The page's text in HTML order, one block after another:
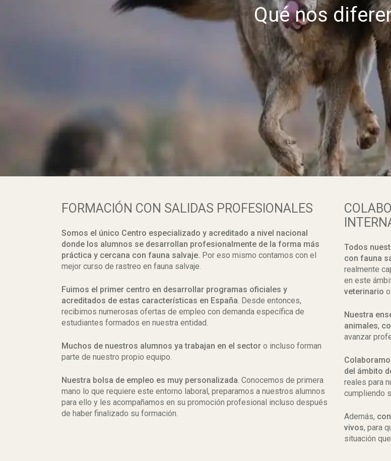
Qué nos
FORMACIÓN CON SALIDAS PROFESIONALES
Somos el único Centro especializado y acreditado a nivel nacional
donde los alumnos se desarrollan profesionalmente de la forma más
práctica y cercana con fauna salvaje. Por eso mismo contamos con el
mejor curso de rastreo en fauna salvaje.
Fuimos el primer centro en desarrollar programas oficiales y
acreditados de estas características en España . Desde entonces,
recibimos numerosas ofertas de empleo con demanda específica de
estudiantes formados en nuestra entidad.
Muchos de nuestros alumnos ya trabajan en el sector o incluso forman
parte de nuestro propio equipo.
Nuestra bolsa de empleo es muy personalizada . Conocemos de primera
mano lo que requiere este entorno laboral, preparamos a nuestros alumnos
para ello y les acompañamos en su promoción profesional incluso después
de haber finalizado su formación.
Todos
con fauna
realmente
en este
veterinario
Nuestra
animales,
avanzar
del ámbito
reales para
cumpliendo
Además,
vivos, para
situación